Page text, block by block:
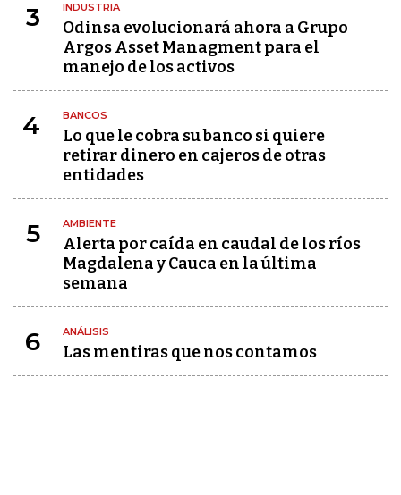
3 INDUSTRIA
Odinsa evolucionará ahora a Grupo
Argos Asset Managment para el
manejo de los activos
4 BANCOS
Lo que le cobra su banco si quiere
retirar dinero en cajeros de otras
entidades
5 AMBIENTE
Alerta por caída en caudal de los ríos
Magdalena y Cauca en la última
semana
6 ANÁLISIS
Las mentiras que nos contamos